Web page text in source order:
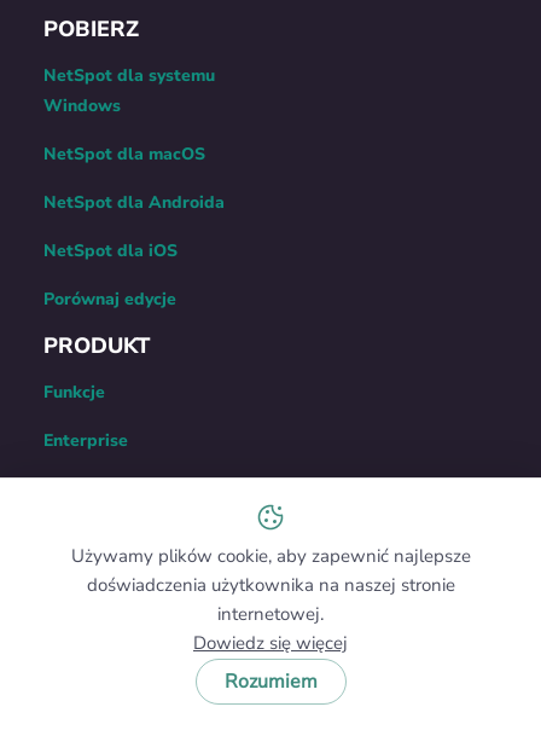
POBIERZ
NetSpot dla systemu
Windows
NetSpot dla macOS
NetSpot dla Androida
NetSpot dla iOS
Porównaj edycje
PRODUKT
Funkcje
Enterprise
PRO
Społeczność NetSpot
Używamy plików cookie, aby zapewnić najlepsze
doświadczenia użytkownika na naszej stronie
internetowej.
Dowiedz się więcej
Rozumiem